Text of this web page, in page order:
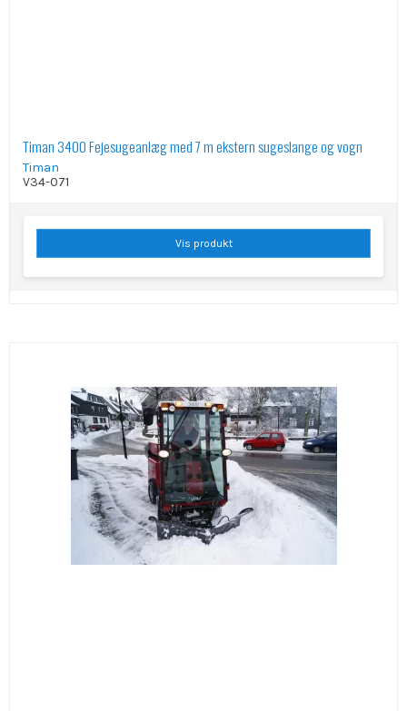
Timan 3400 Fejesugeanlæg med 7 m ekstern sugeslange og vogn
Timan
V34-071
Vis produkt